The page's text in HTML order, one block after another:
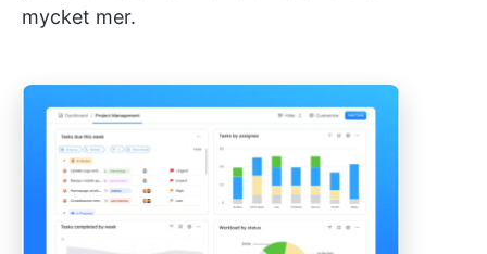
mycket mer.